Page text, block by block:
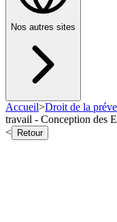
Nos autres sites
Accueil>Droit de la
travail - Conception des
<
Retour